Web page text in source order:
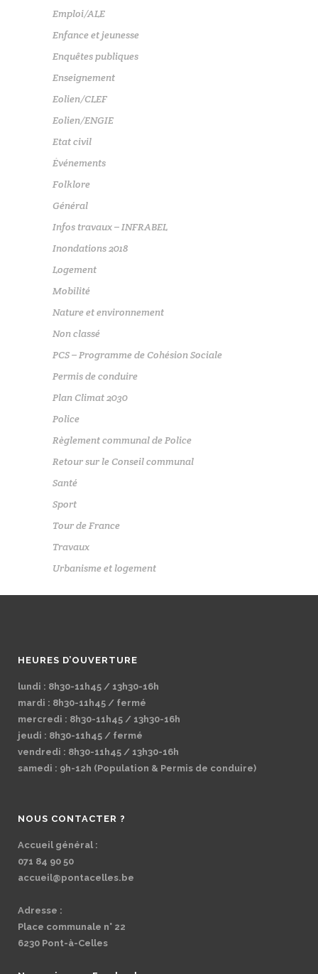
Emploi/ALE
Enfance et jeunesse
Enquêtes publiques
Enseignement
Eolien/CLEF
Eolien/ENGIE
Etat civil
Événements
Folklore
Général
Infos travaux – INFRABEL
Inondations 2018
Logement
Mobilité
Nature et environnement
Non classé
PCS – Programme de Cohésion Sociale
Permis de conduire
Plan Climat 2030
Police
Règlement communal de Police
Retour sur le Conseil communal
Santé
Sport
Tour de France
Travaux
Urbanisme et logement
HEURES D’OUVERTURE
lundi : 8h30-11h45 / 13h30-16h
mardi : 8h30-11h45 / fermé
mercredi : 8h30-11h45 / 13h30-16h
jeudi : 8h30-11h45 / fermé
vendredi : 8h30-11h45 / 13h30-16h
samedi : 9h-12h (Population & Permis de conduire)
NOUS CONTACTER ?
Accueil général :
071 84 90 50
accueil@pontacelles.be
Adresse :
Place communale n° 22
6230 Pont-à-Celles